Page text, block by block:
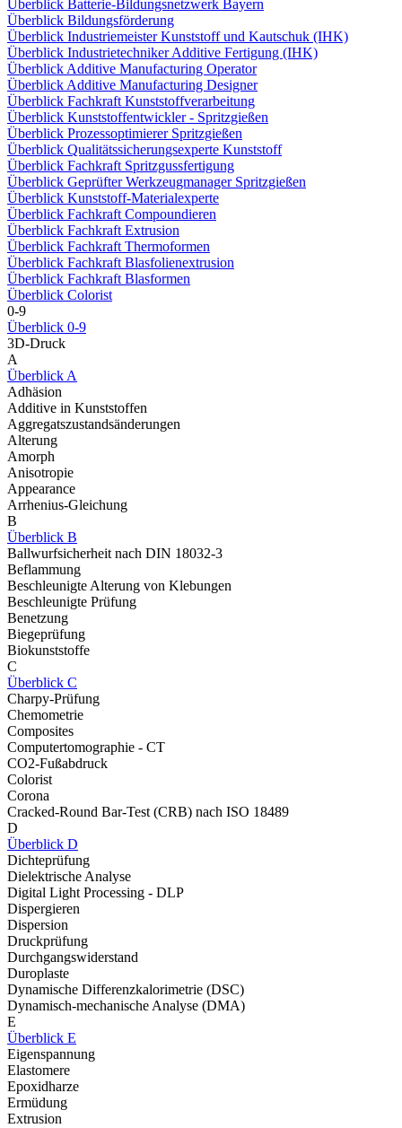
Überblick Batterie-Bildungsnetzwerk Bayern
Überblick Bildungsförderung
Überblick Industriemeister Kunststoff und Kautschuk (IHK)
Überblick Industrietechniker Additive Fertigung (IHK)
Überblick Additive Manufacturing Operator
Überblick Additive Manufacturing Designer
Überblick Fachkraft Kunststoffverarbeitung
Überblick Kunststoffentwickler - Spritzgießen
Überblick Prozessoptimierer Spritzgießen
Überblick Qualitätssicherungsexperte Kunststoff
Überblick Fachkraft Spritzgussfertigung
Überblick Geprüfter Werkzeugmanager Spritzgießen
Überblick Kunststoff-Materialexperte
Überblick Fachkraft Compoundieren
Überblick Fachkraft Extrusion
Überblick Fachkraft Thermoformen
Überblick Fachkraft Blasfolienextrusion
Überblick Fachkraft Blasformen
Überblick Colorist
0-9
Überblick 0-9
3D-Druck
A
Überblick A
Adhäsion
Additive in Kunststoffen
Aggregatszustandsänderungen
Alterung
Amorph
Anisotropie
Appearance
Arrhenius-Gleichung
B
Überblick B
Ballwurfsicherheit nach DIN 18032-3
Beflammung
Beschleunigte Alterung von Klebungen
Beschleunigte Prüfung
Benetzung
Biegeprüfung
Biokunststoffe
C
Überblick C
Charpy-Prüfung
Chemometrie
Composites
Computertomographie - CT
CO2-Fußabdruck
Colorist
Corona
Cracked-Round Bar-Test (CRB) nach ISO 18489
D
Überblick D
Dichteprüfung
Dielektrische Analyse
Digital Light Processing - DLP
Dispergieren
Dispersion
Druckprüfung
Durchgangswiderstand
Duroplaste
Dynamische Differenzkalorimetrie (DSC)
Dynamisch-mechanische Analyse (DMA)
E
Überblick E
Eigenspannung
Elastomere
Epoxidharze
Ermüdung
Extrusion